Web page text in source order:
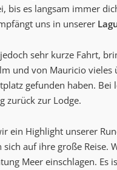
bis es langsam immer
uns in unserer
sehr kurze Fahrt,
und von Mauricio vieles
gefunden haben.
zurück zur Lodge.
ein Highlight unserer
sich auf ihre große Reise.
Meer einschlagen.